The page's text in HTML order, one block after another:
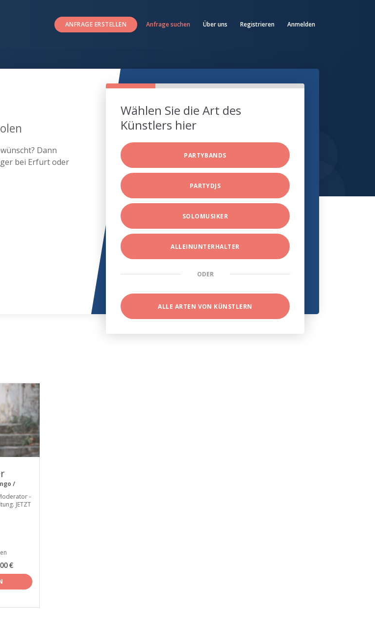
ANFRAGE ERSTELLEN Anfrage suchen Über uns Registrieren Anmelden
Dann
bei Erfurt oder
Wählen Sie die Art des
Künstlers hier
PARTYBANDS
PARTYDJS
SOLOMUSIKER
ALLEINUNTERHALTER
ODER
ALLE ARTEN VON KÜNSTLERN
/
-
JETZT
€